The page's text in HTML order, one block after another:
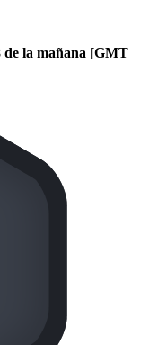
de la mañana [GMT